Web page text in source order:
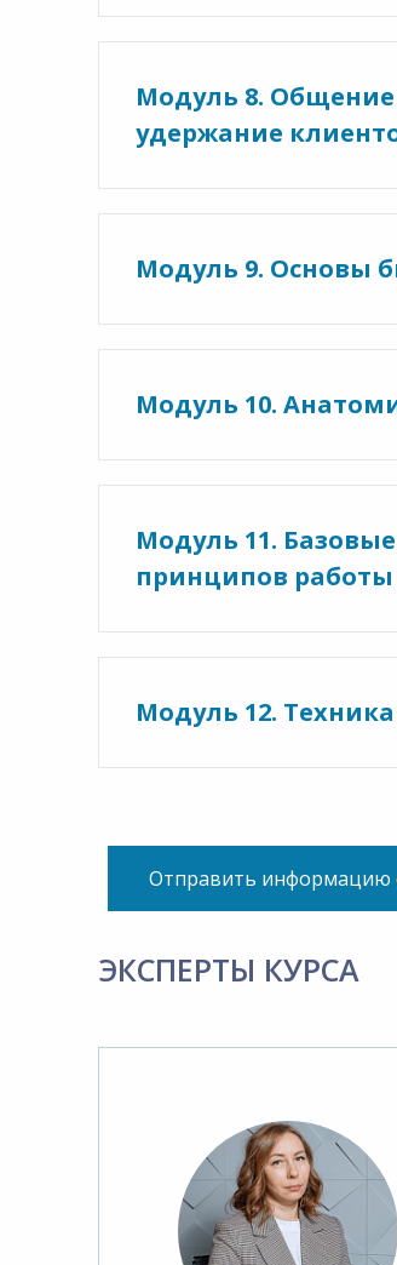
Модуль 8.
удержание
Модуль 9. Основы
Модуль 10.
Модуль 11.
принципов работы
Модуль 12.
Отправить информацию
ЭКСПЕРТЫ КУРСА